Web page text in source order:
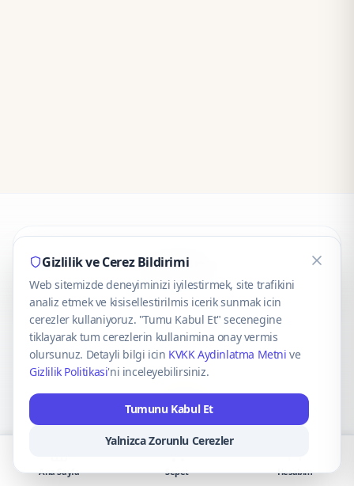
CaseOnn
© 2025 CaseOnn. Tüm hakları saklıdır.
VISA Mastercard
Gizlilik ve Cerez Bildirimi
Web sitemizde deneyiminizi iyilestirmek, site trafikini
analiz etmek ve kisisellestirilmis icerik sunmak icin
cerezler kullaniyoruz. "Tumu Kabul Et" secenegine
tiklayarak tum cerezlerin kullanimina onay vermis
olursunuz. Detayli bilgi icin KVKK Aydinlatma Metni ve
Gizlilik Politikasi'ni inceleyebilirsiniz.
Tumunu Kabul Et
Yalnizca Zorunlu Cerezler
Ana Sayfa Sepet Hesabım